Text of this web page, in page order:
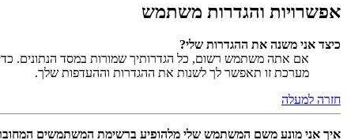
אפשרויות והגדרות משתמש
כיצד אני משנה את ההגדרות שלי?
אם אתה משתמש רשום, כל הגדרותיך שמורות במסד הנתונים.
מערכת זו תאפשר לך לשנות את ההגדרות וההעדפות שלך.
חזרה למעלה
איך אני מונע משם המשתמש שלי מלהופיע ברשימת המשתמשים